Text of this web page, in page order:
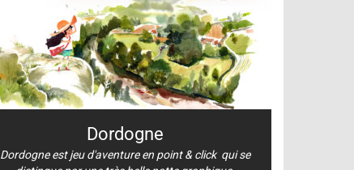
Dordogne
Dordogne est jeu d'aventure en point & click qui se